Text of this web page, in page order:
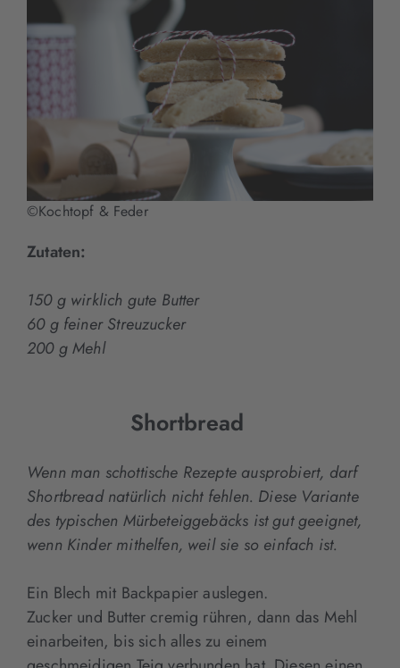
©Kochtopf & Feder
Zutaten:
150 g wirklich gute Butter
60 g feiner Streuzucker
200 g Mehl
Shortbread
Wenn man schottische Rezepte ausprobiert, darf
Shortbread natürlich nicht fehlen. Diese Variante
des typischen Mürbeteiggebäcks ist gut geeignet,
wenn Kinder mithelfen, weil sie so einfach ist.
Ein Blech mit Backpapier auslegen.
Zucker und Butter cremig rühren, dann das Mehl
einarbeiten, bis sich alles zu einem